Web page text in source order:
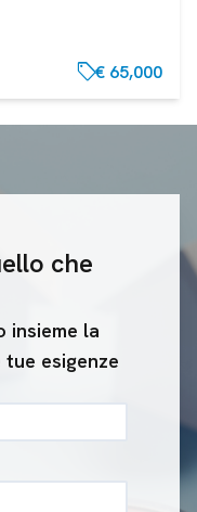
sell€ 65,000
che
insieme la
esigenze